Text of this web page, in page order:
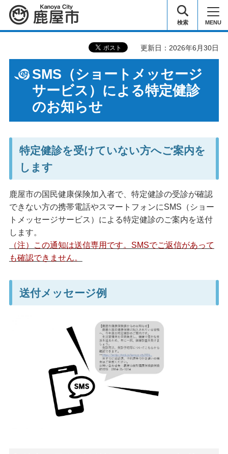
鹿屋市 検索 MENU
更新日：2026年6月30日
SMS（ショートメッセージ
サービス）による特定健診
のお知らせ
特定健診を受けていない方へご案内を
します
鹿屋市の国民健康保険加入者で、特定健診の受診が確認
できない方の携帯電話やスマートフォンにSMS（ショー
トメッセージサービス）による特定健診のご案内を送付
します。
（注）この通知は送信専用です。SMSでご返信があって
も確認できません。
送付メッセージ例